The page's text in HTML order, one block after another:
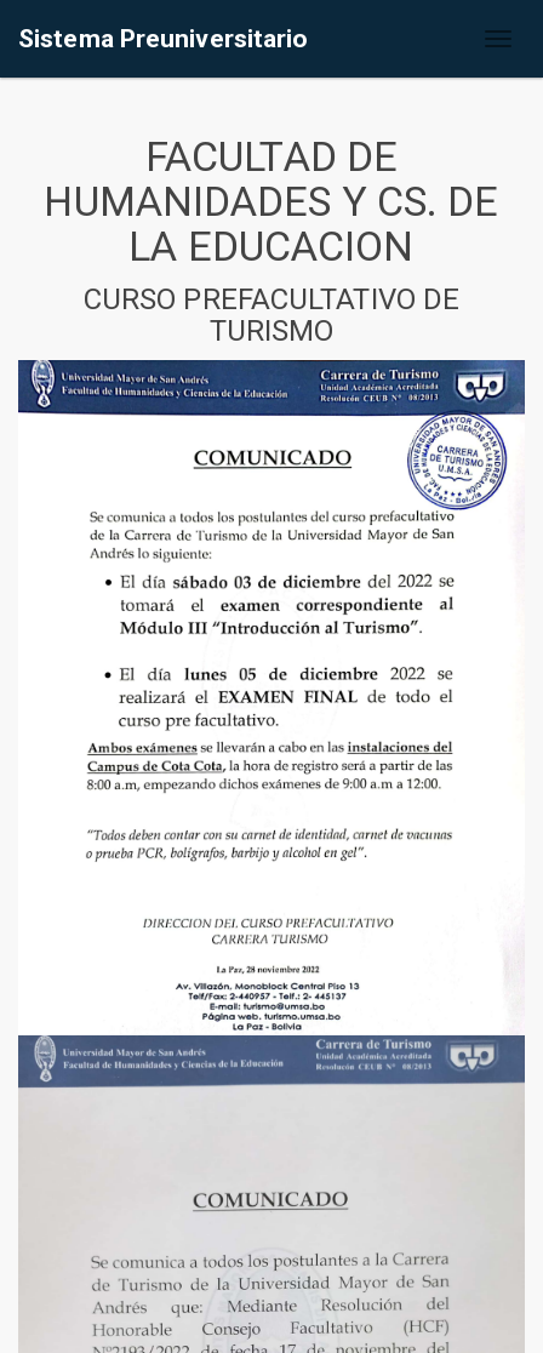
Sistema Preuniversitario
FACULTAD DE
HUMANIDADES Y CS. DE
LA EDUCACION
CURSO PREFACULTATIVO DE
TURISMO